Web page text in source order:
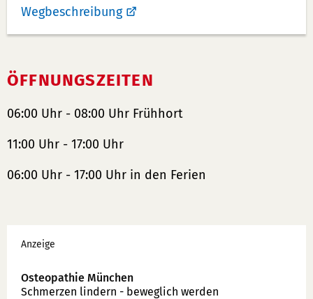
Wegbeschreibung
ÖFFNUNGSZEITEN
06:00 Uhr - 08:00 Uhr Frühhort
11:00 Uhr - 17:00 Uhr
06:00 Uhr - 17:00 Uhr in den Ferien
Werbung
Anzeige
Osteopathie München
Schmerzen lindern - beweglich werden